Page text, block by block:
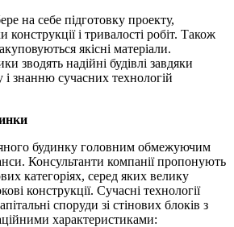
на себе підготовку проекту,
і тривалості робіт. Також
якісні матеріали.
зводять надійні будівлі завдяки
і знанню сучасних технологій
будинку головним обмежуючим
Консультанти компанії пропонують
категоріях, серед яких велику
конструкції. Сучасні технології
споруди зі стінових блоків з
характеристиками: